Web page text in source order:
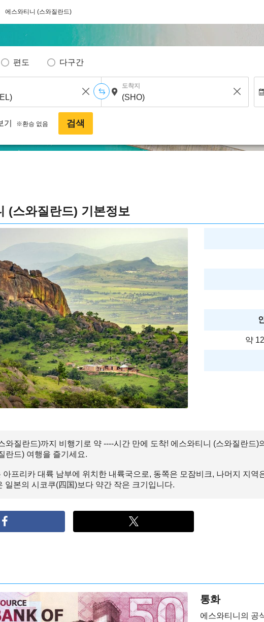
에스와티니 (스와질란드)
편도 다구간
도착지
기 ※환승 없음 검색
(스와질란드) 기본정보
약
와질란드)까지 비행기로 약 ----시간 만에 도착! 에스와티니 (스와질란드
란드) 여행을 즐기세요.
아프리카 대륙 남부에 위치한 내륙국으로, 동쪽은 모잠비크, 나머지 지
일본의 시코쿠(四国)보다 약간 작은 크기입니다.
통화
에스와티니의 공